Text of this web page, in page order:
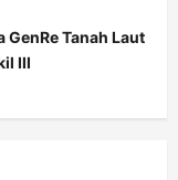
Tanah Laut
III